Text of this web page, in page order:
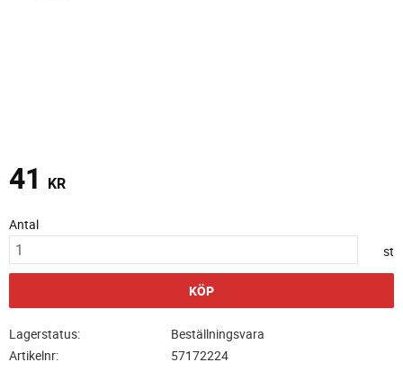
41 KR
Antal
st
KÖP
Lagerstatus
Beställningsvara
Artikelnr
57172224